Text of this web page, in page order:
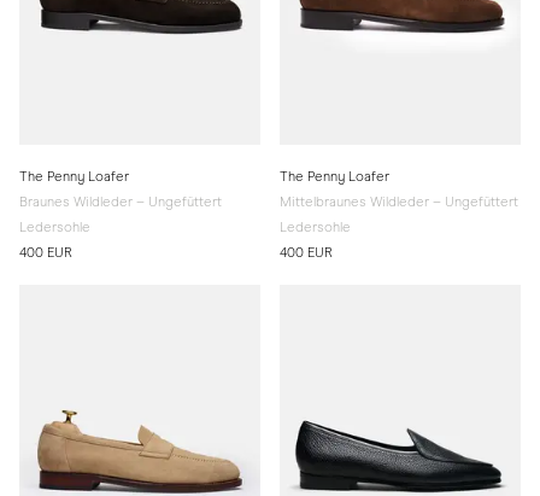
The Penny Loafer
Braunes Wildleder – Ungefüttert
Ledersohle
400 EUR
The Penny Loafer
Mittelbraunes Wildleder – Ungefüttert
Ledersohle
400 EUR